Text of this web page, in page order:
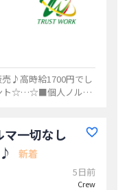
売♪高時給1700円でし
ト☆…☆■個人ノルマ
一切なし
新着
5日前
Crew